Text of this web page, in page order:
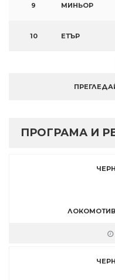
9 МИНЬОР
10 ЕТЪР
ПРОГРАМА И